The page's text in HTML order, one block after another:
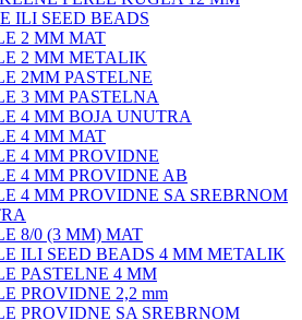
ILI SEED BEADS
2 MM MAT
2 MM METALIK
2MM PASTELNE
3 MM PASTELNA
4 MM BOJA UNUTRA
4 MM MAT
4 MM PROVIDNE
4 MM PROVIDNE AB
4 MM PROVIDNE SA SREBRNOM
8/0 (3 MM) MAT
ILI SEED BEADS 4 MM METALIK
PASTELNE 4 MM
PROVIDNE 2,2 mm
PROVIDNE SA SREBRNOM